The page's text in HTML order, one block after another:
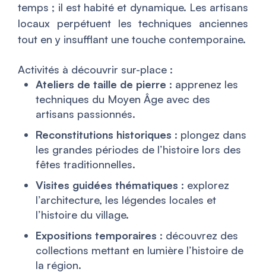
temps ; il est habité et dynamique. Les artisans
locaux perpétuent les techniques anciennes
tout en y insufflant une touche contemporaine.
Activités à découvrir sur-place :
Ateliers de taille de pierre : apprenez les
techniques du Moyen Âge avec des
artisans passionnés.
Reconstitutions historiques : plongez dans
les grandes périodes de l’histoire lors des
fêtes traditionnelles.
Visites guidées thématiques : explorez
l’architecture, les légendes locales et
l’histoire du village.
Expositions temporaires : découvrez des
collections mettant en lumière l’histoire de
la région.